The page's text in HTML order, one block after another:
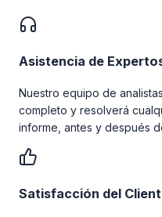
Asistencia de
Nuestro equipo de
completo y resolverá
informe, antes y después
Satisfacción del